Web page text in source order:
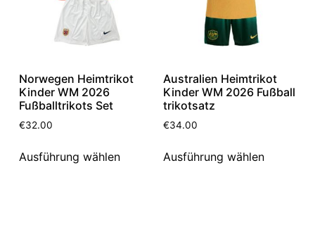
Norwegen Heimtrikot
Kinder WM 2026
Fußballtrikots Set
€32.00
Ausführung wählen
Australien Heimtrikot
Kinder WM 2026 Fußball
trikotsatz
€34.00
Ausführung wählen